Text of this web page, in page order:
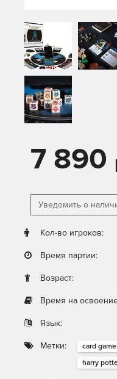
7 890
Уведомить о
Кол-во игроков:
Время партии:
Возраст:
Время на
Язык:
Метки: card game
harry